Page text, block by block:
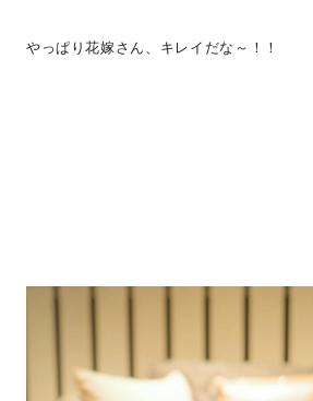
やっぱり花嫁さん、キレイだな～！！